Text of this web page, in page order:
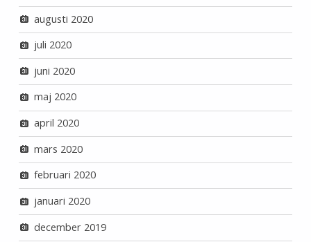
augusti 2020
juli 2020
juni 2020
maj 2020
april 2020
mars 2020
februari 2020
januari 2020
december 2019